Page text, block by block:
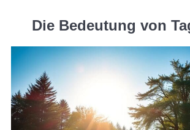
Die Bedeutung von